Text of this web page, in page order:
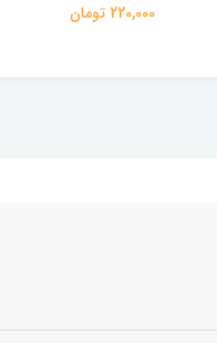
220,000 تومان